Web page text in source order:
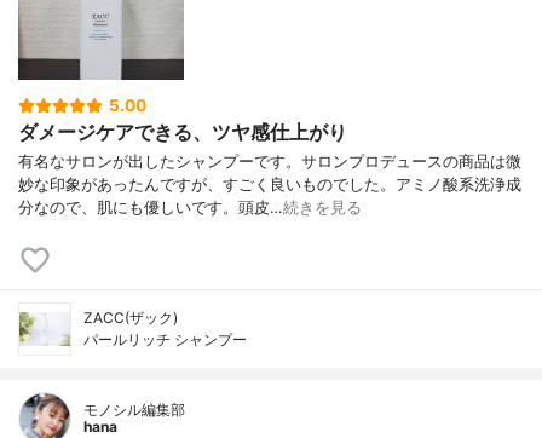
5.00
ダメージケアできる、ツヤ感仕上がり
有名なサロンが出したシャンプーです。サロンプロデュースの商品は微
妙な印象があったんですが、すごく良いものでした。アミノ酸系洗浄成
分なので、肌にも優しいです。頭皮…続きを見る
ZACC(ザック)
パールリッチ シャンプー
モノシル編集部
hana